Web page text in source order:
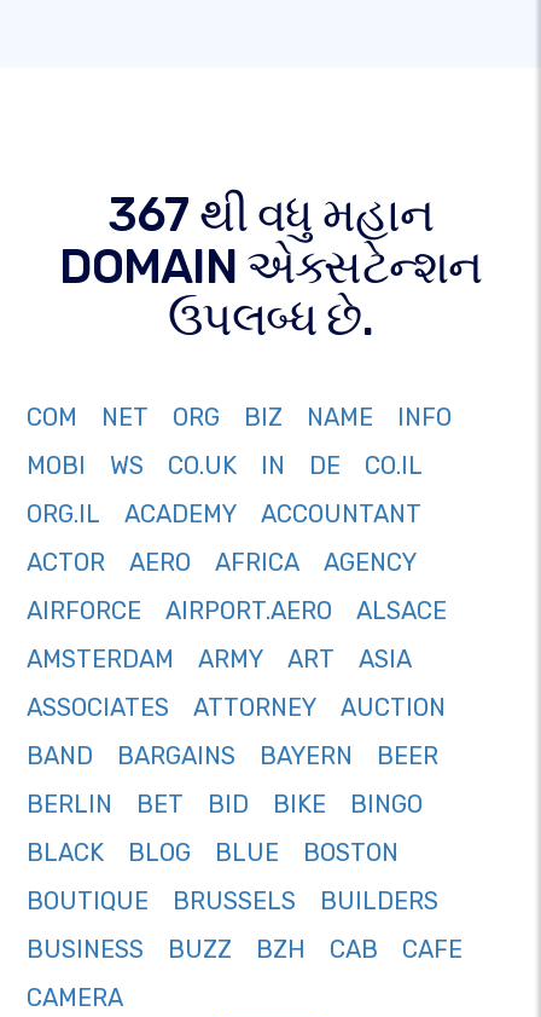
367 થી વધુ મહાન
DOMAIN એક્સટેન્શન
ઉપલબ્ધ છે.
COM NET ORG BIZ NAME
INFO
MOBI
WS CO.UK IN DE
CO.IL
ORG.IL
ACADEMY
ACCOUNTANT
ACTOR
AERO AFRICA
AGENCY
AIRFORCE
AIRPORT.AERO
ALSACE
AMSTERDAM
ARMY ART
ASIA
ASSOCIATES
ATTORNEY
AUCTION
BAND
BARGAINS BAYERN
BEER
BERLIN
BET BID BIKE
BINGO
BLACK
BLOG BLUE
BOSTON
BOUTIQUE
BRUSSELS
BUILDERS
BUSINESS
BUZZ BZH CAB
CAFE
CAMERA